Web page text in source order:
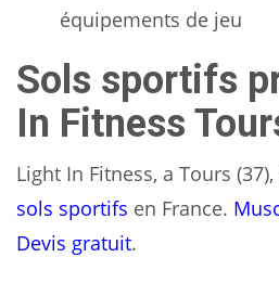
équipements de jeu
Sols sportifs
In Fitness
Light In Fitness, a Tours
sols sportifs en France.
Devis gratuit.